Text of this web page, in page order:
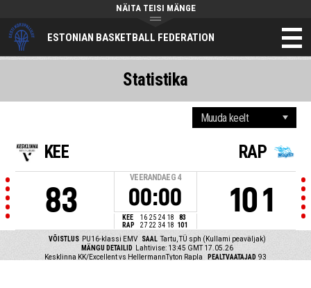
ESTONIAN BASKETBALL FEDERATION
NÄITA TEISI MÄNGE
KEE
83
VEERANDAEG 4
00:00
KEE 16 25 24 18
83
RAP
27 22 34 18 101
RAP
101
VÕISTLUS PU16-klassi EMV SAAL Tartu, TÜ sph (Kullami peaväljak)
MÄNGU DETAILID
Lahtivise: 13:45 GMT 17.05.26
Kesklinna KK/Excellent vs HellermannTyton Rapla
PEALTVAATAJAD 93
Statistika